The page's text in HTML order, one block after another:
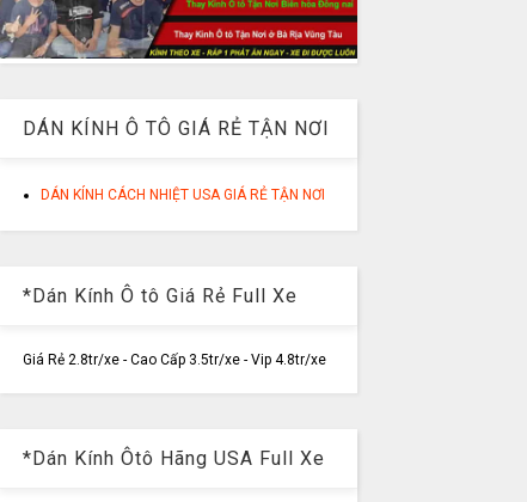
DÁN KÍNH Ô TÔ GIÁ RẺ TẬN NƠI
DÁN KÍNH CÁCH NHIỆT USA GIÁ RẺ TẬN NƠI
*Dán Kính Ô tô Giá Rẻ Full Xe
Giá Rẻ 2.8tr/xe - Cao Cấp 3.5tr/xe - Vip 4.8tr/xe
*Dán Kính Ôtô Hãng USA Full Xe